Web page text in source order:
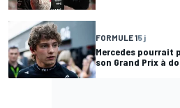
FORMULE 15 j
Mercedes pourrait
son Grand Prix à